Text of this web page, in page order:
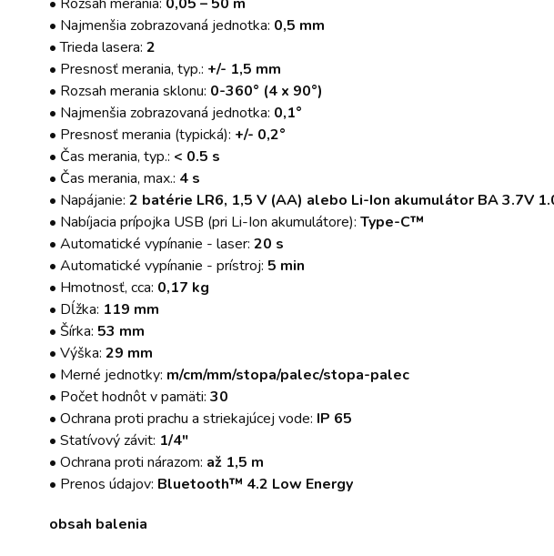
• Najmenšia zobrazovaná jednotka: 0,5 mm
• Trieda lasera: 2
• Presnosť merania, typ.: +/- 1,5 mm
• Rozsah merania sklonu: 0-360° (4 x 90°)
• Najmenšia zobrazovaná jednotka: 0,1°
• Presnosť merania (typická): +/- 0,2°
• Čas merania, typ.: < 0.5 s
• Čas merania, max.: 4 s
• Napájanie: 2 batérie LR6, 1,5 V (AA) alebo Li-Ion akumulátor BA 3.7V
• Nabíjacia prípojka USB (pri Li-Ion akumulátore): Type-C™
• Automatické vypínanie - laser: 20 s
• Automatické vypínanie - prístroj: 5 min
• Hmotnosť, cca: 0,17 kg
• Dĺžka: 119 mm
• Šírka: 53 mm
• Výška: 29 mm
• Merné jednotky: m/cm/mm/stopa/palec/stopa-palec
• Počet hodnôt v pamäti: 30
• Ochrana proti prachu a striekajúcej vode: IP 65
• Statívový závit: 1/4"
• Ochrana proti nárazom: až 1,5 m
• Prenos údajov: Bluetooth™ 4.2 Low Energy
obsah balenia